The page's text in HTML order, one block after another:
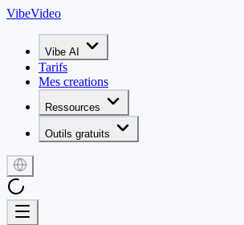
VibeVideo
Vibe AI
Tarifs
Mes creations
Ressources
Outils gratuits